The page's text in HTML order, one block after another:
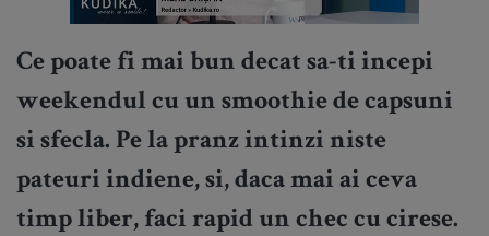
Ce poate fi mai bun decat sa-ti incepi
weekendul cu un smoothie de capsuni
si sfecla. Pe la pranz intinzi niste
pateuri indiene, si, daca mai ai ceva
timp liber, faci rapid un chec cu cirese.